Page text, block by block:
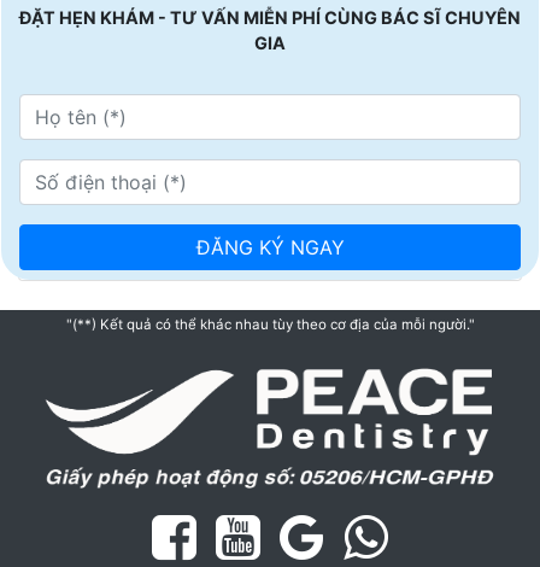
ĐẶT HẸN KHÁM - TƯ VẤN MIỄN PHÍ CÙNG BÁC SĨ CHUYÊN
GIA
"(**) Kết quả có thể khác nhau tùy theo cơ địa của mỗi người."